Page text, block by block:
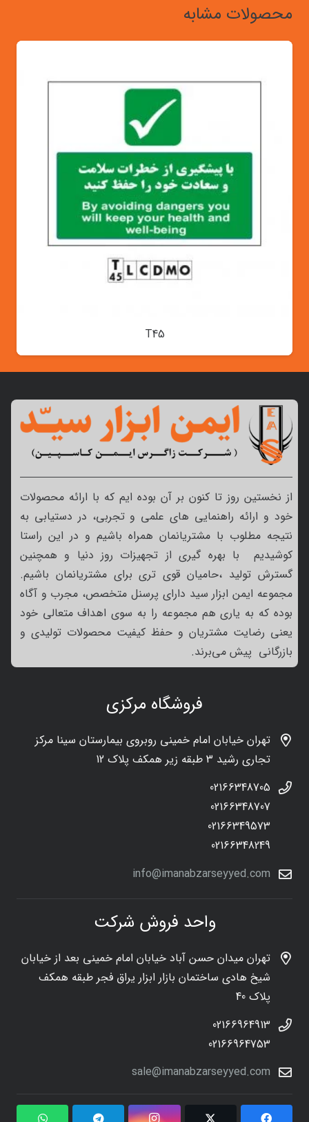
محصولات مشابه
T45
فروشگاه مرکزی
تهران خیابان امام خمینی روبروی بیمارستان سینا مرکز
تجاری رشید 3 طبقه زیر همکف پلاک 12
02166348705
02166348707
02166349573
02166348249
info@imanabzarseyyed.com
واحد فروش شرکت
تهران میدان حسن آباد خیابان امام خمینی بعد از خیابان
شیخ هادی ساختمان بازار ابزار یراق فجر طبقه همکف
پلاک 40
02166964913
02166964753
sale@imanabzarseyyed.com
از نخستین روز تا کنون بر آن بوده ایم که با ارائه محصولات
خود و ارائه راهنمایی های علمی و تجربی، در دستیابی به
نتیجه مطلوب با مشتریانمان همراه باشیم و در این راستا
کوشیدیم با بهره گیری از تجهیزات روز دنیا و همچنین
گسترش تولید ،حامیان قوی تری برای مشتریانمان باشیم.
مجموعه ایمن ابزار سید دارای پرسنل متخصص، مجرب و آگاه
بوده که به یاری هم مجموعه را به سوی اهداف متعالی خود
یعنی رضایت مشتریان و حفظ کیفیت محصولات تولیدی و
بازرگانی پیش می‌برند.